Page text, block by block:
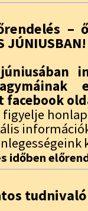
–
JÚNIUSBAN!
facebook
figyelje
időben